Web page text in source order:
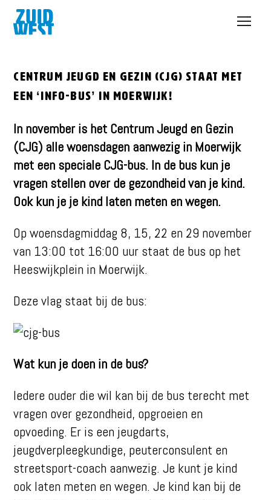
Open
Centrum Jeugd en Gezin (CJG) staat met
een ‘info-bus’ in Moerwijk!
In november is het Centrum Jeugd en Gezin
(CJG) alle woensdagen aanwezig in Moerwijk
met een speciale CJG-bus. In de bus kun je
vragen stellen over de gezondheid van je kind.
Ook kun je je kind laten meten en wegen.
Op woensdagmiddag 8, 15, 22 en 29 november
van 13:00 tot 16:00 uur staat de bus op het
Heeswijkplein in Moerwijk.
Deze vlag staat bij de bus:
Wat kun je doen in de bus?
Iedere ouder die wil kan bij de bus terecht met
vragen over gezondheid, opgroeien en
opvoeding. Er is een jeugdarts,
jeugdverpleegkundige, peuterconsulent en
streetsport-coach aanwezig. Je kunt je kind
ook laten meten en wegen. Je kind kan bij de